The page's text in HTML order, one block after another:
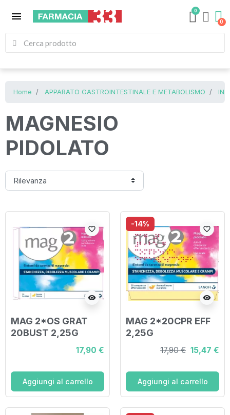
menu 0
Home APPARATO GASTROINTESTINALE E METABOLISMO
MAGNESIO
PIDOLATO
visibility
favorite_border
MAG 2*OS GRAT
20BUST 2,25G
17,90 €
Aggiungi al carrello
-14%
visibility
favorite_border
MAG 2*20CPR EFF
2,25G
17,90 € 15,47 €
Aggiungi al carrello